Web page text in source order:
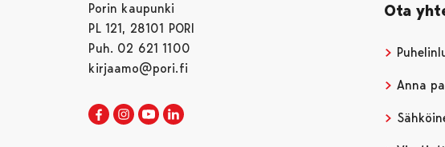
Porin kaupunki
PL 121, 28101 PORI
Puh. 02 621 1100
kirjaamo@pori.fi
Porin kaupunki Facebookissa
Avautuu uudessa välilehdessä
Porin kaupunki Instagramissa
Avautuu uudessa välilehdessä
Porin kaupunki Youtubessa
Avautuu uudessa välilehdessä
Ota
Anna